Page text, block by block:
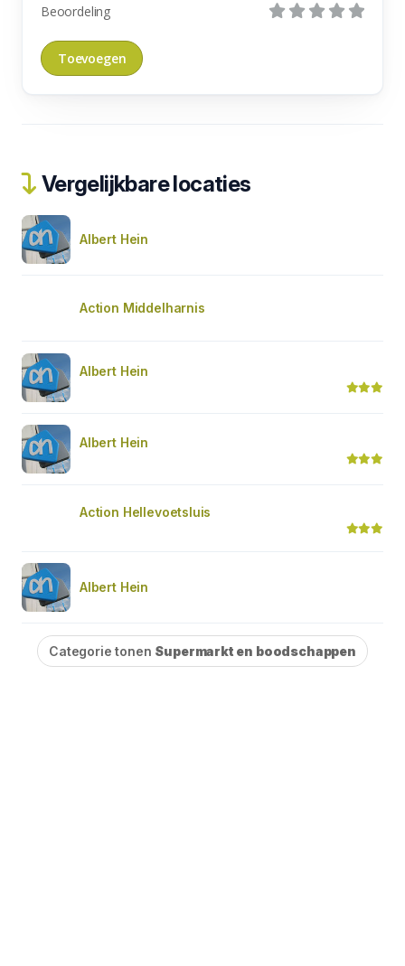
Beoordeling
Vergelijkbare locaties
Albert Hein
Action Middelharnis
Albert Hein
Albert Hein
Action Hellevoetsluis
Albert Hein
Categorie tonen Supermarkt en boodschappen